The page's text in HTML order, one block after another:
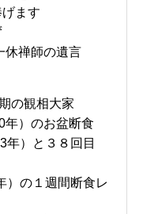
ます
休禅師の遺言
の観相大家
年）のお盆断食
年）と３８回目
）の１週間断食レ